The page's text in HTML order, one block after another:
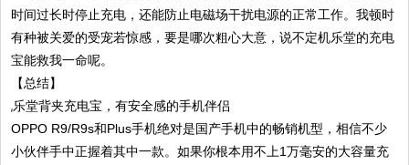
时间过长时停止充电，还能防止电磁场干扰电源的正常工作。我顿时
有种被关爱的受宠若惊感，要是哪次粗心大意，说不定机乐堂的充电
宝能救我一命呢。
【总结】
OPPO R9/R9s和Plus手机绝对是国产手机中的畅销机型，相信不少
小伙伴手中正握着其中一款。如果你根本用不上1万毫安的大容量充